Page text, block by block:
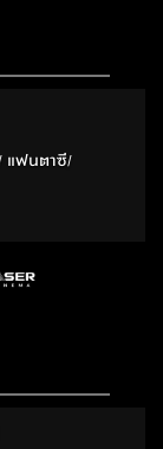
แอ็คชัน/ ผจญภัย/ ชีวิต/ แฟนตาซี/